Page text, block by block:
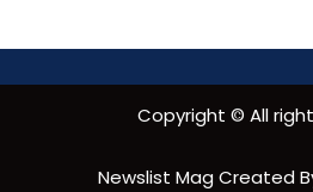
Copyright © All
Newslist Mag Created